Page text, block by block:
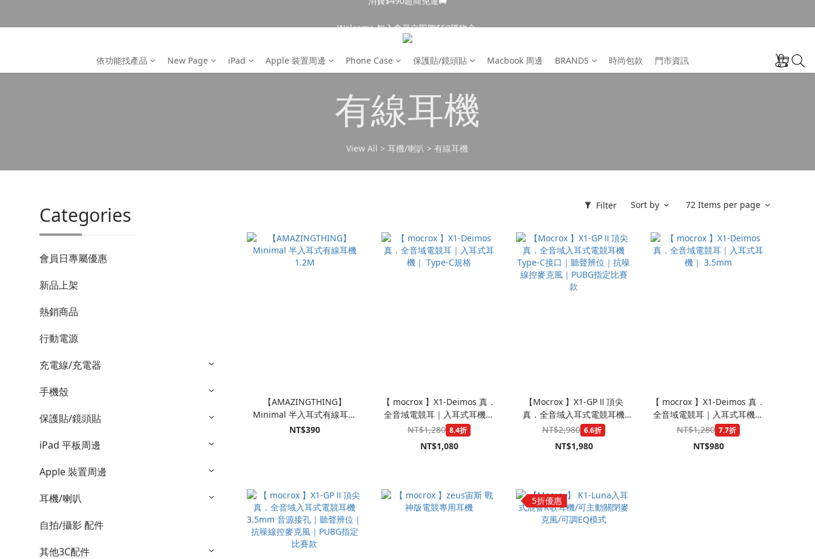
消費$490超商免運🚚
依功能找產品
New Page iPad Apple 裝置周邊 Phone Case 保護貼/鏡頭貼 Macbook 周邊 BRANDS 時尚包款 門市資訊
有線耳機
View All >耳機/喇叭 >有線耳機
Categories
會員日專屬優惠
新品上架
熱銷商品
行動電源
充電線/充電器
手機殼
保護貼/鏡頭貼
iPad 平板周邊
Apple 裝置周邊
耳機/喇叭
自拍/攝影 配件
其他3C配件
Filter Sort by 72 Items per page
【AMAZINGTHING】
Minimal 半入耳式有線耳機
1.2M
NT$390
【 mocrox 】X1-Deimos 真．
全音域電競耳｜入耳式耳機｜
Type-C規格
NT$1,280 8.4折
NT$1,080
【Mocrox 】X1-GP Ⅱ 頂尖
真．全音域入耳式電競耳機
Type-C接口｜聽聲辨位｜抗噪
線控麥克風｜PUBG指定比賽
款
NT$2,980 6.6折
NT$1,980
【 mocrox 】X1-Deimos 真．
全音域電競耳｜入耳式耳機｜
3.5mm
NT$1,280 7.7折
NT$980
5折優惠